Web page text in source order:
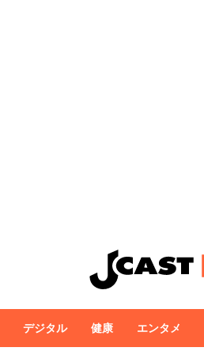
デジタル 健康 エンタメ